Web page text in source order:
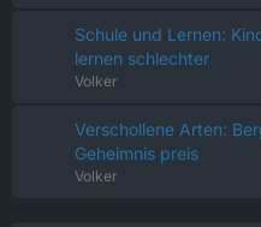
Schule und Lernen:
lernen schlechter
Volker
Verschollene Arten:
Geheimnis preis
Volker